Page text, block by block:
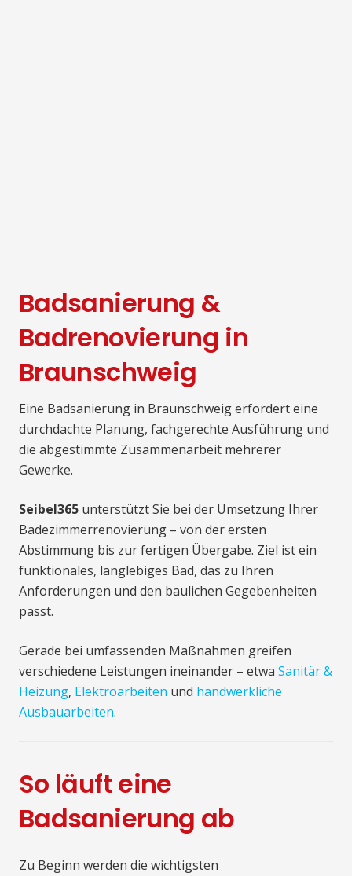
Badsanierung &
Badrenovierung in
Braunschweig
Eine Badsanierung in Braunschweig erfordert eine
durchdachte Planung, fachgerechte Ausführung und
die abgestimmte Zusammenarbeit mehrerer
Gewerke.
Seibel365 unterstützt Sie bei der Umsetzung Ihrer
Badezimmerrenovierung – von der ersten
Abstimmung bis zur fertigen Übergabe. Ziel ist ein
funktionales, langlebiges Bad, das zu Ihren
Anforderungen und den baulichen Gegebenheiten
passt.
Gerade bei umfassenden Maßnahmen greifen
verschiedene Leistungen ineinander – etwa Sanitär &
Heizung, Elektroarbeiten und handwerkliche
Ausbauarbeiten.
So läuft eine
Badsanierung ab
Zu Beginn werden die wichtigsten